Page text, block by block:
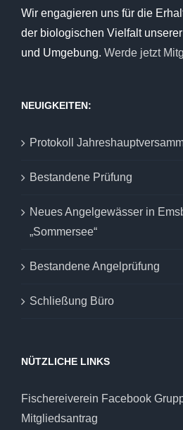
Wir engagieren uns für die
der biologischen Vielfalt
und Umgebung. Werde jetzt
NEUIGKEITEN:
Protokoll
Bestandene Prüfung
Neues Angelgewässer in
„Sommersee“
Bestandene Angelprüfung
Schließung Büro
NÜTZLICHE LINKS
Fischereiverein Facebook
Mitgliedsantrag